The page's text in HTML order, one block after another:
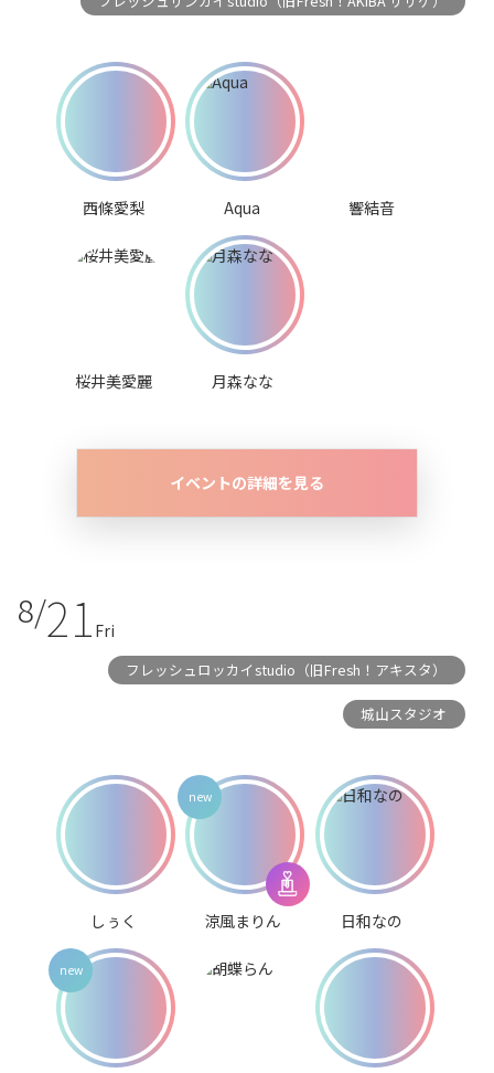
西條愛梨 Aqua 響結音
桜井美愛麗 月森なな
イベントの詳細を見る
8/21 Fri
フレッシュロッカイstudio（旧Fresh！アキスタ）
城山スタジオ
しぅく 涼風まりん 日和なの